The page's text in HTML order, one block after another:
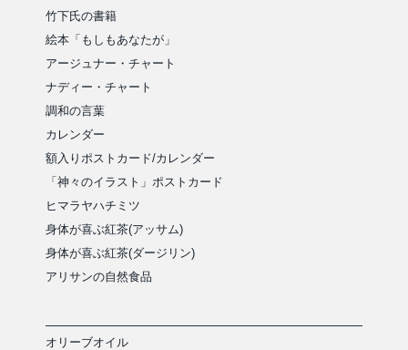
竹下氏の書籍
絵本「もしもあなたが」
アージュナー・チャート
ナディー・チャート
調和の言葉
カレンダー
額入りポストカード/カレンダー
「神々のイラスト」ポストカード
ヒマラヤハチミツ
身体が喜ぶ紅茶(アッサム)
身体が喜ぶ紅茶(ダージリン)
アリサンの自然食品
オリーブオイル